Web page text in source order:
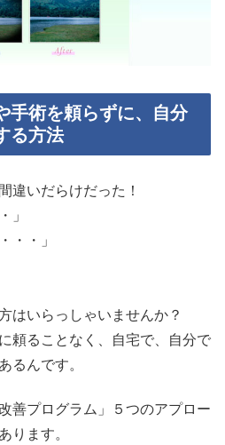
手術を頼らずに、自分
る方法
違いだらけだった！
」
・・」
はいらっしゃいませんか？
頼ることなく、自宅で、自分で
るんです。
善プログラム」５つのアプロー
ります。